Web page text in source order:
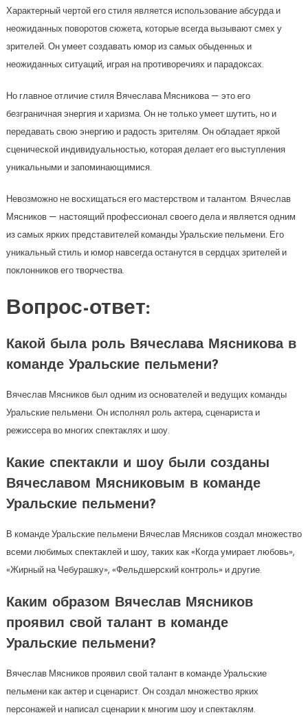
Характерный чертой его стиля является использование абсурда и
неожиданных поворотов сюжета, которые всегда вызывают смех у
зрителей. Он умеет создавать юмор из самых обыденных и
неожиданных ситуаций, играя на противоречиях и парадоксах.
Но главное отличие стиля Вячеслава Мясникова — это его
безграничная энергия и харизма. Он не только умеет шутить, но и
передавать свою энергию и радость зрителям. Он обладает яркой
сценической индивидуальностью, которая делает его выступления
уникальными и запоминающимися.
Невозможно не восхищаться его мастерством и талантом. Вячеслав
Мясников — настоящий профессионал своего дела и является одним
из самых ярких представителей команды Уральские пельмени. Его
уникальный стиль и юмор навсегда останутся в сердцах зрителей и
поклонников его творчества.
Вопрос-ответ:
Какой была роль Вячеслава Мясникова в
команде Уральские пельмени?
Вячеслав Мясников был одним из основателей и ведущих команды
Уральские пельмени. Он исполнял роль актера, сценариста и
режиссера во многих спектаклях и шоу.
Какие спектакли и шоу были созданы
Вячеславом Мясниковым в команде
Уральские пельмени?
В команде Уральские пельмени Вячеслав Мясников создал множество
всеми любимых спектаклей и шоу, таких как «Когда умирает любовь»,
«Жирный на Чебурашку», «Фельдшерский контроль» и другие.
Каким образом Вячеслав Мясников
проявил свой талант в команде
Уральские пельмени?
Вячеслав Мясников проявил свой талант в команде Уральские
пельмени как актер и сценарист. Он создал множество ярких
персонажей и написал сценарии к многим шоу и спектаклям.